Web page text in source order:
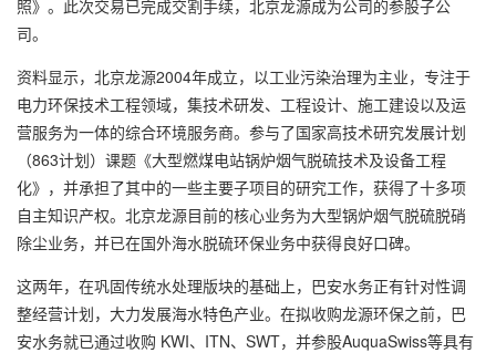
照》。此次交易已完成交割手续，北京龙源成为公司的参股子公
司。
资料显示，北京龙源2004年成立，以工业污染治理为主业，专注于
电力环保技术工程领域，集技术研发、工程设计、施工建设以及运
营服务为一体的综合环境服务商。参与了国家高技术研究发展计划
（863计划）课题《大型燃煤电站锅炉烟气脱硫技术及设备工程
化》，并承担了其中的一些主要子项目的研究工作，获得了十多项
自主知识产权。北京龙源目前的核心业务为大型锅炉烟气脱硫脱硝
除尘业务，并已在国外海水脱硫环保业务中获得良好口碑。
这两年，在巩固传统水处理版块的基础上，巴安水务正有针对性调
整经营计划，大力发展海水特色产业。在拟收购龙源环保之前，巴
安水务就已通过收购 KWI、ITN、SWT，并参股AuquaSwiss等具有